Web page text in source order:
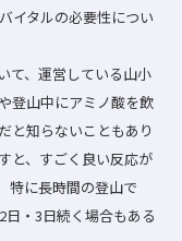
イタルの必要性につい
て、運営している山小
登山中にアミノ酸を飲
と知らないこともあり
と、すごく良い反応が
特に長時間の登山で
・3日続く場合もある